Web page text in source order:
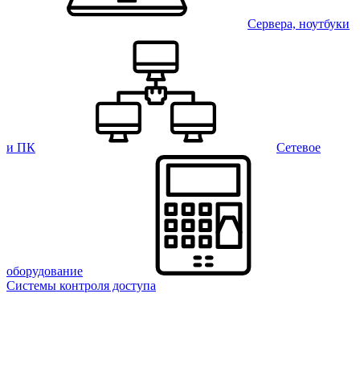
Сервера, ноутбуки
и ПК Сетевое
оборудование
Системы контроля доступа